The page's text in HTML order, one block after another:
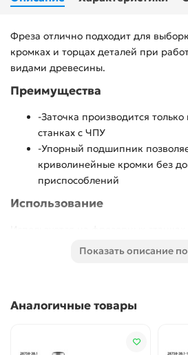
Фреза отлично подходит для
кромках и торцах деталей при
видами древесины.
Преимущества
-Заточка производится
станках с ЧПУ
-Упорный подшипник
криволинейные кромки без
приспособлений
Использование
при обработке мебели, столярных
Показать описание
Аналогичные товары